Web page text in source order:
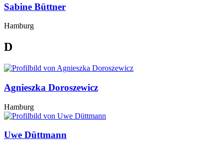
Sabine Büttner
Hamburg
D
Agnieszka Doroszewicz
Hamburg
Uwe Düttmann